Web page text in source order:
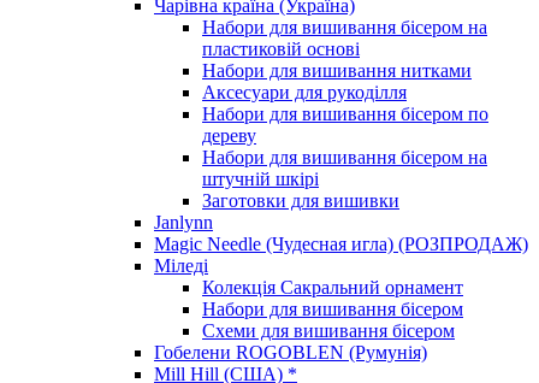
Чарівна країна (Україна)
Набори для вишивання бісером на
пластиковій основі
Набори для вишивання нитками
Аксесуари для рукоділля
Набори для вишивання бісером по
дереву
Набори для вишивання бісером на
штучній шкірі
Заготовки для вишивки
Janlynn
Magic Needle (Чудесная игла) (РОЗПРОДАЖ)
Міледі
Колекція Сакральний орнамент
Набори для вишивання бісером
Схеми для вишивання бісером
Гобелени ROGOBLEN (Румунія)
Mill Hill (США) *